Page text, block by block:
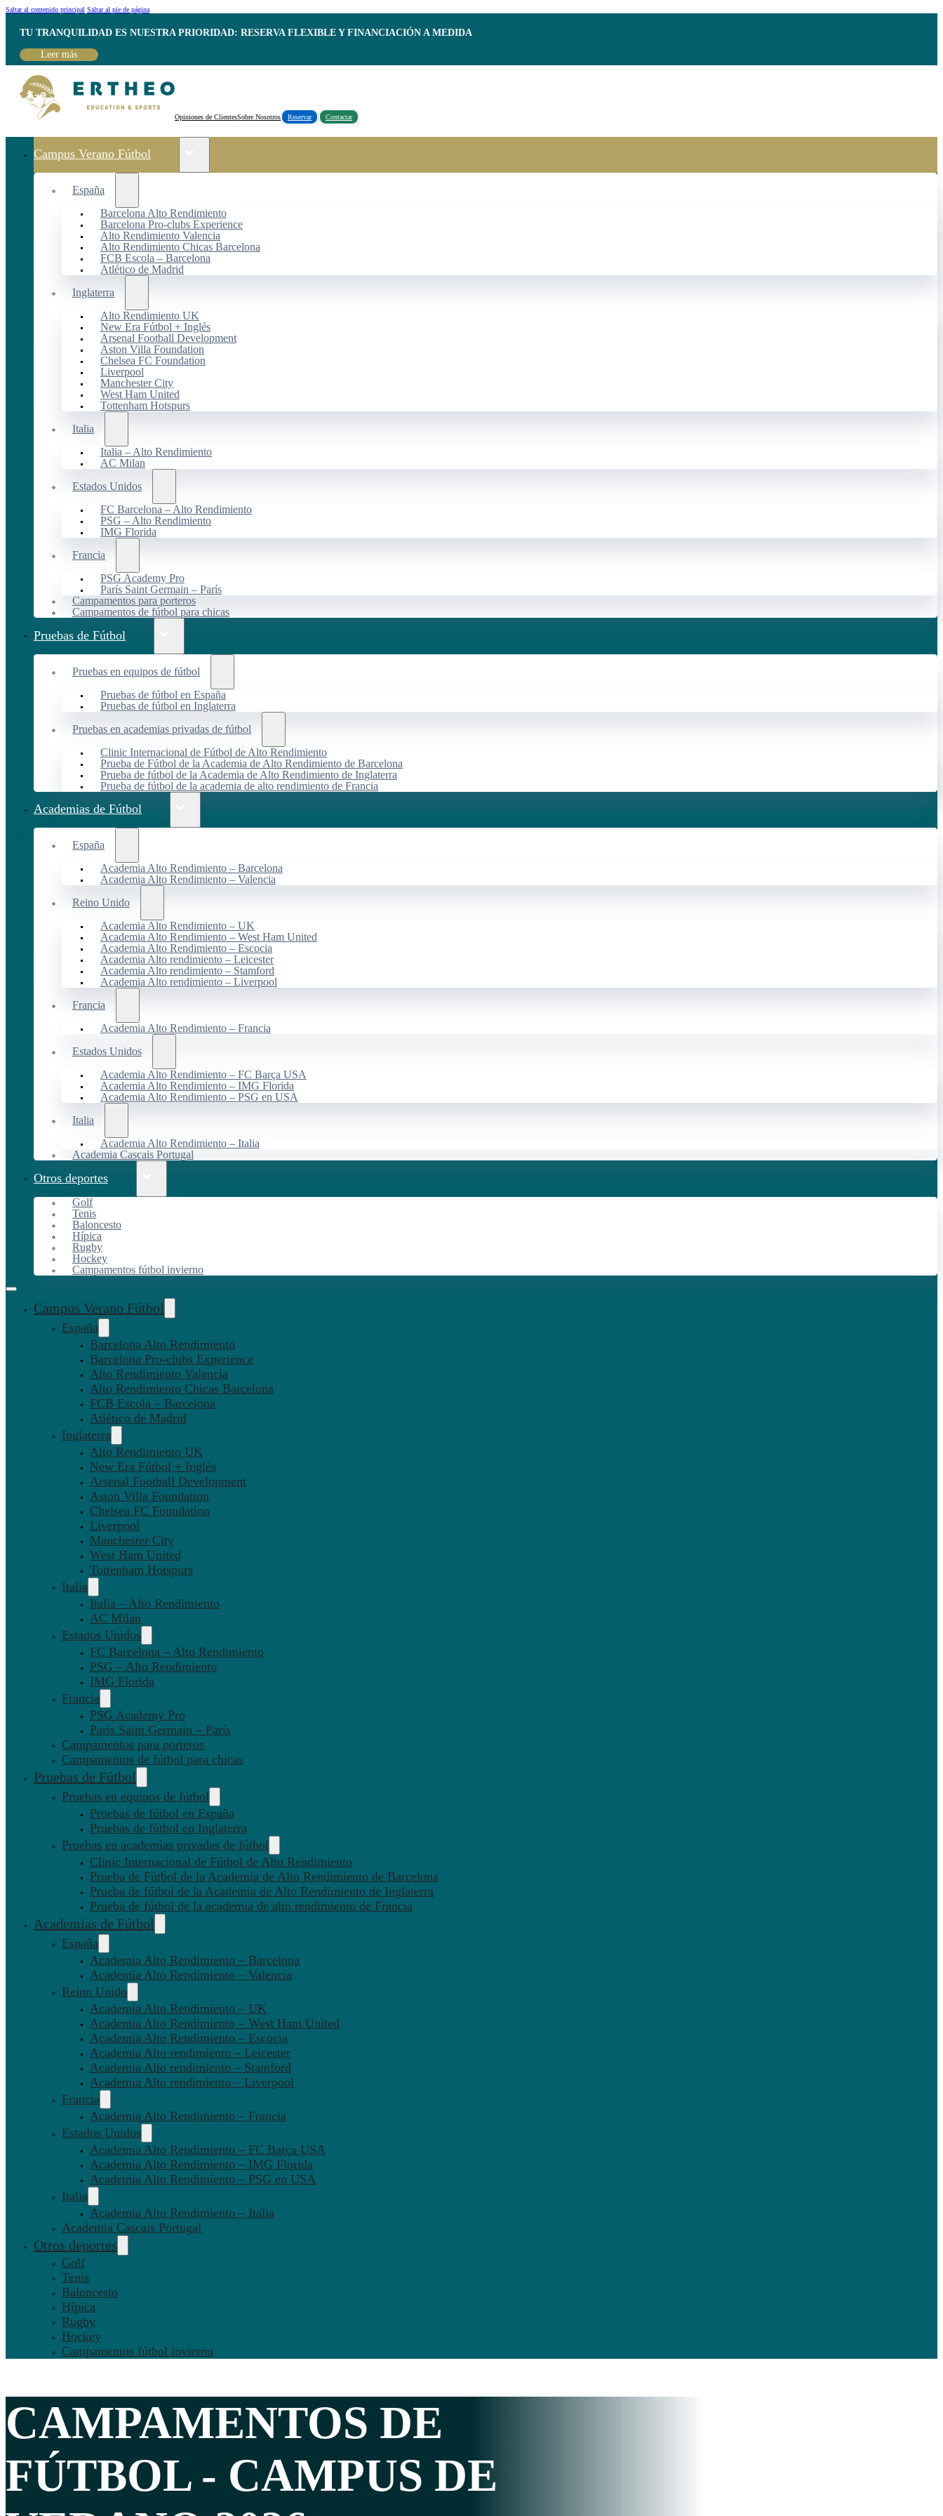
Saltar al contenido principal Saltar al pie de página
TU TRANQUILIDAD ES NUESTRA PRIORIDAD: RESERVA FLEXIBLE Y FINANCIACIÓN A MEDIDA
Leer más
Opiniones de ClientesSobre Nosotros Reservar Contactar
Campus Verano Fútbol
España
Barcelona Alto Rendimiento
Barcelona Pro-clubs Experience
Alto Rendimiento Valencia
Alto Rendimiento Chicas Barcelona
FCB Escola – Barcelona
Atlético de Madrid
Inglaterra
Alto Rendimiento UK
New Era Fútbol + Inglés
Arsenal Football Development
Aston Villa Foundation
Chelsea FC Foundation
Liverpool
Manchester City
West Ham United
Tottenham Hotspurs
Italia
Italia – Alto Rendimiento
AC Milan
Estados Unidos
FC Barcelona – Alto Rendimiento
PSG – Alto Rendimiento
IMG Florida
Francia
PSG Academy Pro
París Saint Germain – París
Campamentos para porteros
Campamentos de fútbol para chicas
Pruebas de Fútbol
Pruebas en equipos de fútbol
Pruebas de fútbol en España
Pruebas de fútbol en Inglaterra
Pruebas en academias privadas de fútbol
Clinic Internacional de Fútbol de Alto Rendimiento
Prueba de Fútbol de la Academia de Alto Rendimiento de Barcelona
Prueba de fútbol de la Academia de Alto Rendimiento de Inglaterra
Prueba de fútbol de la academia de alto rendimiento de Francia
Academias de Fútbol
España
Academia Alto Rendimiento – Barcelona
Academia Alto Rendimiento – Valencia
Reino Unido
Academia Alto Rendimiento – UK
Academia Alto Rendimiento – West Ham United
Academia Alto Rendimiento – Escocia
Academia Alto rendimiento – Leicester
Academia Alto rendimiento – Stamford
Academia Alto rendimiento – Liverpool
Francia
Academia Alto Rendimiento – Francia
Estados Unidos
Academia Alto Rendimiento – FC Barça USA
Academia Alto Rendimiento – IMG Florida
Academia Alto Rendimiento – PSG en USA
Italia
Academia Alto Rendimiento – Italia
Academia Cascais Portugal
Otros deportes
Golf
Tenis
Baloncesto
Hípica
Rugby
Hockey
Campamentos fútbol invierno
Campus Verano Fútbol
España
Barcelona Alto Rendimiento
Barcelona Pro-clubs Experience
Alto Rendimiento Valencia
Alto Rendimiento Chicas Barcelona
FCB Escola – Barcelona
Atlético de Madrid
Inglaterra
Alto Rendimiento UK
New Era Fútbol + Inglés
Arsenal Football Development
Aston Villa Foundation
Chelsea FC Foundation
Liverpool
Manchester City
West Ham United
Tottenham Hotspurs
Italia
Italia – Alto Rendimiento
AC Milan
Estados Unidos
FC Barcelona – Alto Rendimiento
PSG – Alto Rendimiento
IMG Florida
Francia
PSG Academy Pro
París Saint Germain – París
Campamentos para porteros
Campamentos de fútbol para chicas
Pruebas de Fútbol
Pruebas en equipos de fútbol
Pruebas de fútbol en España
Pruebas de fútbol en Inglaterra
Pruebas en academias privadas de fútbol
Clinic Internacional de Fútbol de Alto Rendimiento
Prueba de Fútbol de la Academia de Alto Rendimiento de Barcelona
Prueba de fútbol de la Academia de Alto Rendimiento de Inglaterra
Prueba de fútbol de la academia de alto rendimiento de Francia
Academias de Fútbol
España
Academia Alto Rendimiento – Barcelona
Academia Alto Rendimiento – Valencia
Reino Unido
Academia Alto Rendimiento – UK
Academia Alto Rendimiento – West Ham United
Academia Alto Rendimiento – Escocia
Academia Alto rendimiento – Leicester
Academia Alto rendimiento – Stamford
Academia Alto rendimiento – Liverpool
Francia
Academia Alto Rendimiento – Francia
Estados Unidos
Academia Alto Rendimiento – FC Barça USA
Academia Alto Rendimiento – IMG Florida
Academia Alto Rendimiento – PSG en USA
Italia
Academia Alto Rendimiento – Italia
Academia Cascais Portugal
Otros deportes
Golf
Tenis
Baloncesto
Hípica
Rugby
Hockey
Campamentos fútbol invierno
CAMPAMENTOS DE
FÚTBOL - CAMPUS DE